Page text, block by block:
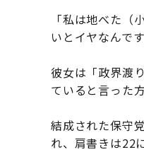
「私は地べた
いとイヤなんです
彼女は「政界渡
ていると言った
結成された保守
れ、肩書きは22